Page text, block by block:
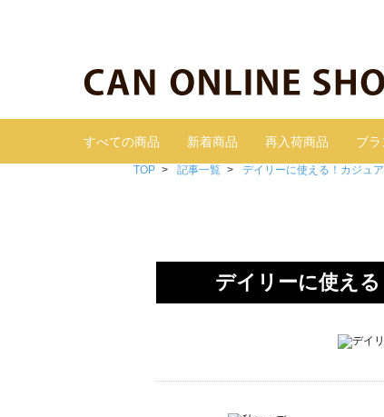
すべての商品 新着商品 再入荷商品 ブラ
TOP 記事一覧 デイリーに使える！カジュ
デイリーに使える